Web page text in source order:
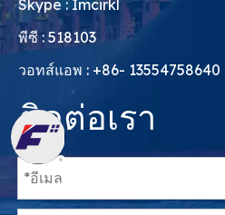
Skype : Imcirkl
พีซี : 518103
วอทส์แอพ : +86- 13554758640
ติดต่อเรา